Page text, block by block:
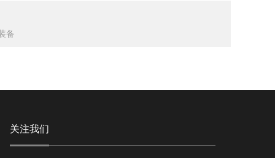
备
关注我们